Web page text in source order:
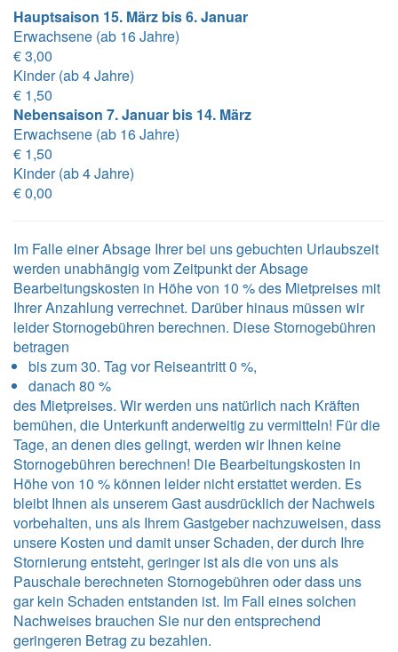
Hauptsaison 15. März bis 6. Januar
Erwachsene (ab 16 Jahre)
€ 3,00
Kinder (ab 4 Jahre)
€ 1,50
Nebensaison 7. Januar bis 14. März
Erwachsene (ab 16 Jahre)
€ 1,50
Kinder (ab 4 Jahre)
€ 0,00
Im Falle einer Absage Ihrer bei uns gebuchten Urlaubszeit
werden unabhängig vom Zeitpunkt der Absage
Bearbeitungskosten in Höhe von 10 % des Mietpreises mit
Ihrer Anzahlung verrechnet. Darüber hinaus müssen wir
leider Stornogebühren berechnen. Diese Stornogebühren
betragen
bis zum 30. Tag vor Reiseantritt 0 %,
danach 80 %
des Mietpreises. Wir werden uns natürlich nach Kräften
bemühen, die Unterkunft anderweitig zu vermitteln! Für die
Tage, an denen dies gelingt, werden wir Ihnen keine
Stornogebühren berechnen! Die Bearbeitungskosten in
Höhe von 10 % können leider nicht erstattet werden. Es
bleibt Ihnen als unserem Gast ausdrücklich der Nachweis
vorbehalten, uns als Ihrem Gastgeber nachzuweisen, dass
unsere Kosten und damit unser Schaden, der durch Ihre
Stornierung entsteht, geringer ist als die von uns als
Pauschale berechneten Stornogebühren oder dass uns
gar kein Schaden entstanden ist. Im Fall eines solchen
Nachweises brauchen Sie nur den entsprechend
geringeren Betrag zu bezahlen.